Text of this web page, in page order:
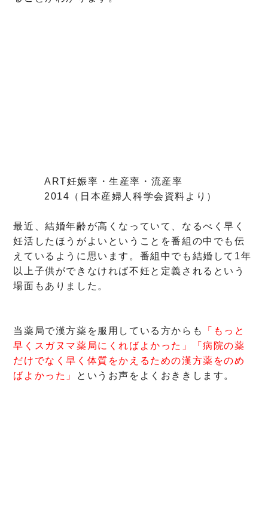
ART妊娠率・生産率・流産率
2014（日本産婦人科学会資料より）
最近、結婚年齢が高くなっていて、なるべく早く
妊活したほうがよいということを番組の中でも伝
えているように思います。番組中でも結婚して1年
以上子供ができなければ不妊と定義されるという
場面もありました。
当薬局で漢方薬を服用している方からも
「もっと
早くスガヌマ薬局にくればよかった」「病院の薬
だけでなく早く体質をかえるための漢方薬をのめ
ばよかった」
というお声をよくおききします。